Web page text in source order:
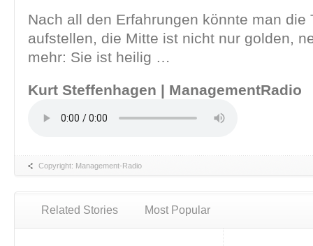
Nach all den Erfahrungen könnte man die
aufstellen, die Mitte ist nicht nur golden,
mehr: Sie ist heilig …
Kurt Steffenhagen | ManagementRadio
Copyright: Management-Radio
Related Stories Most Popular